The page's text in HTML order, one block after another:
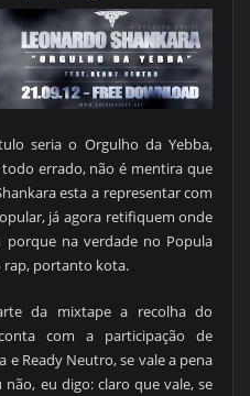
seria o Orgulho da Yebba,
errado, não é mentira que
esta a representar com
já agora retifiquem onde
porque na verdade no Popula
rap, portanto kota.
da mixtape a recolha do
com a participação de
e Ready Neutro, se vale a pena
eu digo: claro que vale, se